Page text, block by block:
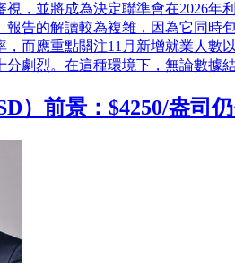
視，並將成為決定聯準會在2026
報告的解讀較為複雜，因為它同時
，而應重點關注11月新增就業人數
分劇烈。在這種環境下，無論數據
）前景：$4250/盎司